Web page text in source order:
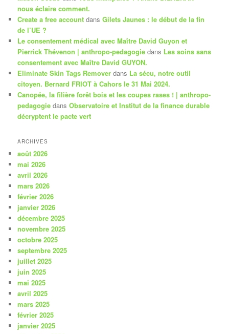
nous éclaire comment.
Create a free account dansGilets Jaunes : le début de la fin
de l’UE ?
Le consentement médical avec Maître David Guyon et
Pierrick Thévenon | anthropo-pedagogie dans Les soins sans
consentement avec Maître David GUYON.
Eliminate Skin Tags Remover dans La sécu, notre outil
citoyen. Bernard FRIOT à Cahors le 31 Mai 2024.
Canopée, la filière forêt bois et les coupes rases ! | anthropo-
pedagogie dansObservatoire et Institut de la finance durable
décryptent le pacte vert
ARCHIVES
août 2026
mai 2026
avril 2026
mars 2026
février 2026
janvier 2026
décembre 2025
novembre 2025
octobre 2025
septembre 2025
juillet 2025
juin 2025
mai 2025
avril 2025
mars 2025
février 2025
janvier 2025